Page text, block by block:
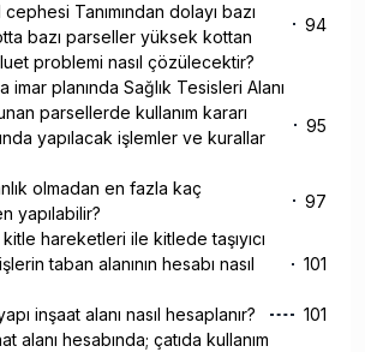
Tanımından dolayı bazı
bazı parseller yüksek kottan
problemi nasıl çözülecektir?
94
imar planında Sağlık Tesisleri Alanı
parsellerde kullanım kararı
yapılacak işlemler ve kurallar
95
olmadan en fazla kaç
yapılabilir?
97
hareketleri ile kitlede taşıyıcı
taban alanının hesabı nasıl
101
inşaat alanı nasıl hesaplanır?
101
alanı hesabında; çatıda kullanım